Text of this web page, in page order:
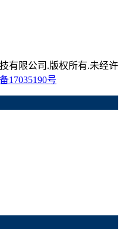
有限公司.版权所有.未经许
17035190号